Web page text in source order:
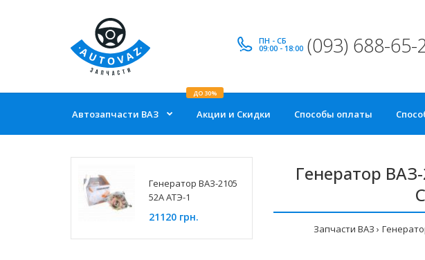
ПН - СБ
09:00 - 18:00 (093) 688-65-
Автозапчасти ВАЗ Акции и Скидки
ДО 30%
Способы оплаты
Генератор ВАЗ-2105
52А АТЭ-1
21120 грн.
Генератор
Запчасти ВАЗ